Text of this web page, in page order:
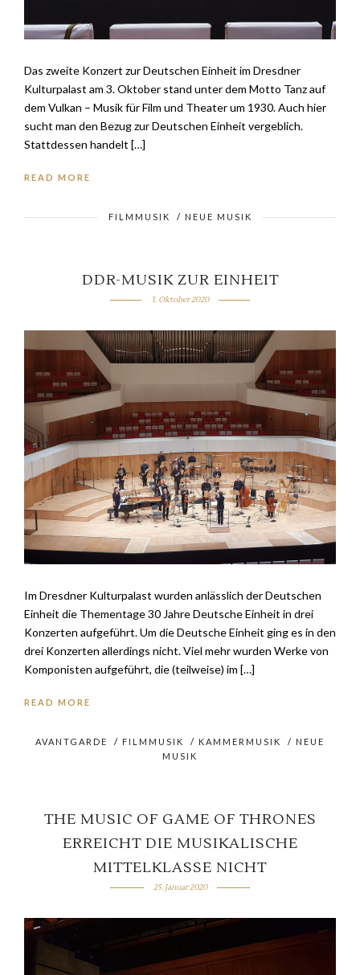
Das zweite Konzert zur Deutschen Einheit im Dresdner
Kulturpalast am 3. Oktober stand unter dem Motto Tanz auf
dem Vulkan – Musik für Film und Theater um 1930. Auch hier
sucht man den Bezug zur Deutschen Einheit vergeblich.
Stattdessen handelt […]
READ MORE
FILMMUSIK / NEUE MUSIK
DDR-MUSIK ZUR EINHEIT
3. Oktober 2020
Im Dresdner Kulturpalast wurden anlässlich der Deutschen
Einheit die Thementage 30 Jahre Deutsche Einheit in drei
Konzerten aufgeführt. Um die Deutsche Einheit ging es in den
drei Konzerten allerdings nicht. Viel mehr wurden Werke von
Komponisten aufgeführt, die (teilweise) im […]
READ MORE
AVANTGARDE / FILMMUSIK / KAMMERMUSIK / NEUE
MUSIK
THE MUSIC OF GAME OF THRONES
ERREICHT DIE MUSIKALISCHE
MITTELKLASSE NICHT
25. Januar 2020